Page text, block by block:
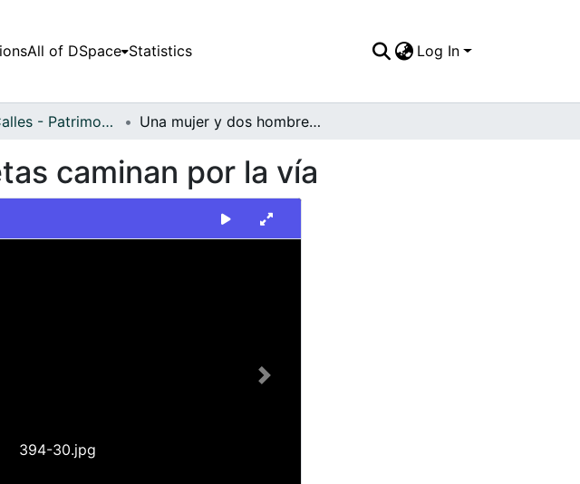
All of DSpace Statistics Log In
FCCV - Calles - Patrimonial Una mujer y dos hombres con bicicletas caminan por la vía
caminan por la vía
394-30.jpg
Next